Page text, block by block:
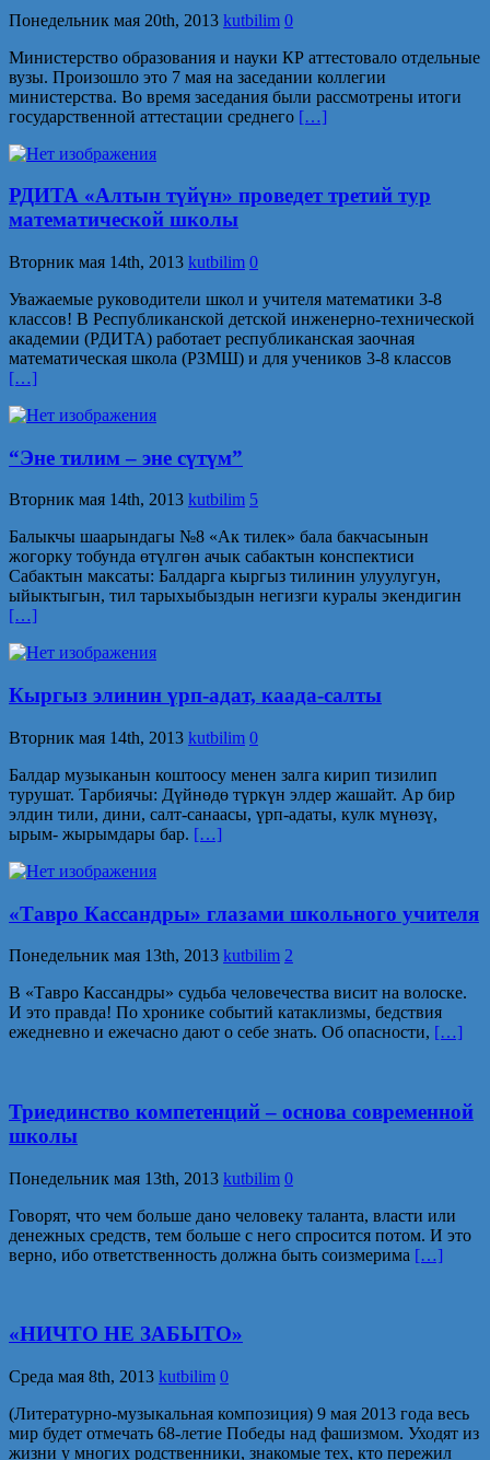
Понедельник мая 20th, 2013 kutbilim 0
Министерство образования и науки КР аттестовало отдельные
вузы. Произошло это 7 мая на заседании коллегии
министерства. Во время заседания были рассмотрены итоги
государственной аттестации среднего […]
РДИТА «Алтын түйүн» проведет третий тур
математической школы
Вторник мая 14th, 2013 kutbilim 0
Уважаемые руководители школ и учителя математики 3-8
классов! В Республиканской детской инженерно-технической
академии (РДИТА) работает республиканская заочная
математическая школа (РЗМШ) и для учеников 3-8 классов
[…]
“Эне тилим – эне сүтүм”
Вторник мая 14th, 2013 kutbilim 5
Балыкчы шаарындагы №8 «Ак тилек» бала бакчасынын
жогорку тобунда өтүлгөн ачык сабактын конспектиси
Сабактын максаты: Балдарга кыргыз тилинин улуулугун,
ыйыктыгын, тил тарыхыбыздын негизги куралы экендигин
[…]
Кыргыз элинин үрп-адат, каада-салты
Вторник мая 14th, 2013 kutbilim 0
Балдар музыканын коштоосу менен залга кирип тизилип
турушат. Тарбиячы: Дүйнөдө түркүн элдер жашайт. Ар бир
элдин тили, дини, салт-санаасы, үрп-адаты, кулк мүнөзү,
ырым- жырымдары бар. […]
«Тавро Кассандры» глазами школьного учителя
Понедельник мая 13th, 2013 kutbilim 2
В «Тавро Кассандры» судьба человечества висит на волоске.
И это правда! По хронике событий катаклизмы, бедствия
ежедневно и ежечасно дают о себе знать. Об опасности, […]
Триединство компетенций – основа современной
школы
Понедельник мая 13th, 2013 kutbilim 0
Говорят, что чем больше дано человеку таланта, власти или
денежных средств, тем больше с него спросится потом. И это
верно, ибо ответственность должна быть соизмерима […]
«НИЧТО НЕ ЗАБЫТО»
Среда мая 8th, 2013 kutbilim 0
(Литературно-музыкальная композиция) 9 мая 2013 года весь
мир будет отмечать 68-летие Победы над фашизмом. Уходят из
жизни у многих родственники, знакомые тех, кто пережил